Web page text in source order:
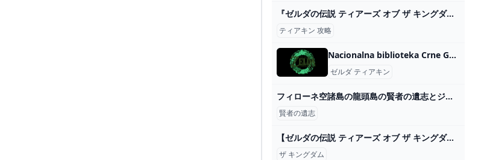
『ゼルダの伝説 ティアーズ オブ ザ キングダム』に“隠し経験値的 2024
ティアキン 攻略
Nacionalna biblioteka Crne Gore - Đurđe Crnojević - Nacionalna biblioteka Crne Gore „Đurđe Crnojević“
ゼルダ ティアキン
フィローネ空諸島の龍頭島の賢者の遺志とジョクウの祠【ティアキン攻略】 とあるゲームブログの軌跡
賢者の遺志
【ゼルダの伝説 ティアーズ オブ ザ キングダム】ゼルダの真相を追え！ #16 【初見】 - YouTube
ザ キングダム